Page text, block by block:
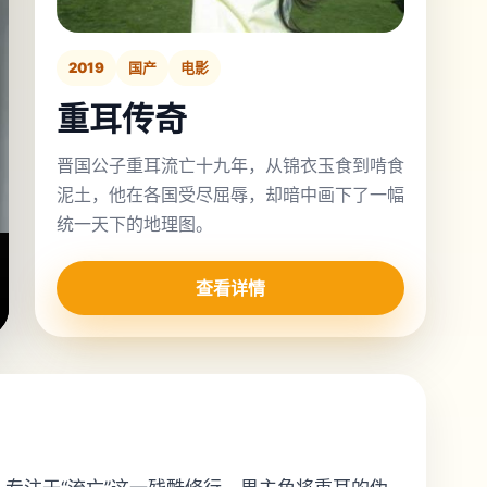
2019 国产 电影
重耳传奇
晋国公子重耳流亡十九年，从锦衣玉食到啃食
泥土，他在各国受尽屈辱，却暗中画下了一幅
统一天下的地理图。
查看详情